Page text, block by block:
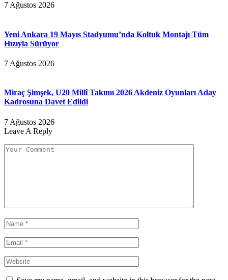
7 Ağustos 2026
Yeni Ankara 19 Mayıs Stadyumu’nda Koltuk Montajı Tüm
Hızıyla Sürüyor
7 Ağustos 2026
Miraç Şimşek, U20 Millî Takımı 2026 Akdeniz Oyunları Aday
Kadrosuna Davet Edildi
7 Ağustos 2026
Leave A Reply